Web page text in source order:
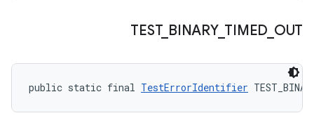
TEST_ BINARY_ TIMED OUT
public static final TestErrorIdentifier